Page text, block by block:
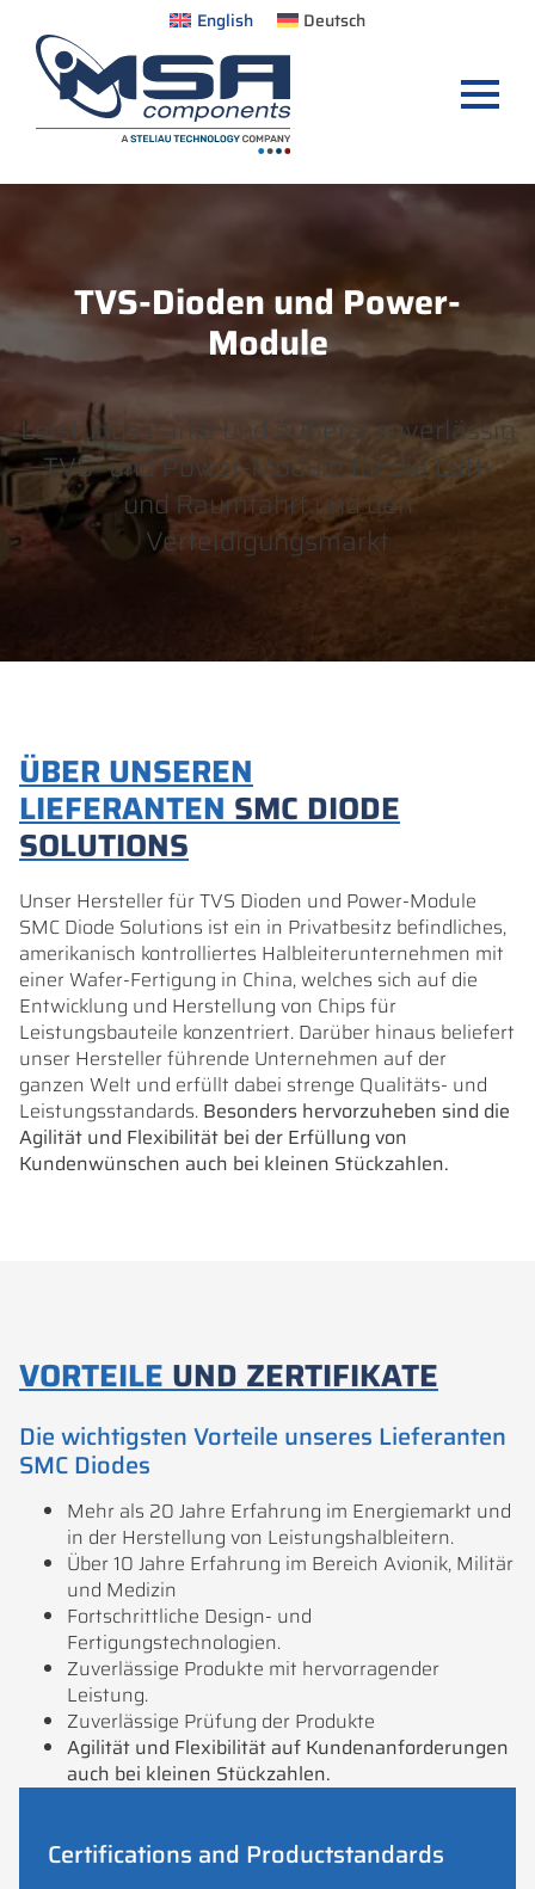
English Deutsch
TVS-Dioden und Power-
Module
Leistungsstarke und äußerst zuverlässig
TVS- und Power-Module für die Luft-
und Raumfahrt und den
Verteidigungsmarkt
ÜBER UNSEREN
LIEFERANTEN SMC DIODE
SOLUTIONS
Unser Hersteller für TVS Dioden und Power-Module
SMC Diode Solutions ist ein in Privatbesitz befindliches,
amerikanisch kontrolliertes Halbleiterunternehmen mit
einer Wafer-Fertigung in China, welches sich auf die
Entwicklung und Herstellung von Chips für
Leistungsbauteile konzentriert. Darüber hinaus beliefert
unser Hersteller führende Unternehmen auf der
ganzen Welt und erfüllt dabei strenge Qualitäts- und
Leistungsstandards. Besonders hervorzuheben sind die
Agilität und Flexibilität bei der Erfüllung von
Kundenwünschen auch bei kleinen Stückzahlen.
VORTEILEUND ZERTIFIKATE
Die wichtigsten Vorteile unseres Lieferanten
SMC Diodes
Mehr als 20 Jahre Erfahrung im Energiemarkt und
in der Herstellung von Leistungshalbleitern.
Über 10 Jahre Erfahrung im Bereich Avionik, Militär
und Medizin
Fortschrittliche Design- und
Fertigungstechnologien.
Zuverlässige Produkte mit hervorragender
Leistung.
Zuverlässige Prüfung der Produkte
Agilität und Flexibilität auf Kundenanforderungen
auch bei kleinen Stückzahlen.
Certifications and Productstandards